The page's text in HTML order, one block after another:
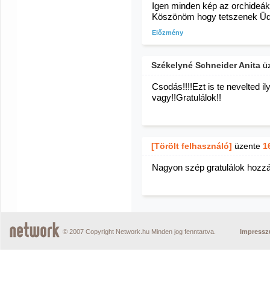
Igen minden kép az
Köszönöm hogy tetszenek
Előzmény
Székelyné Schneider Anita
Csodás!!!!Ezt is te nevelted
vagy!!Gratulálok!!
[Törölt felhasználó] üzente
Nagyon szép gratulálok
© 2007 Copyright Network.hu Minden jog fenntartva.